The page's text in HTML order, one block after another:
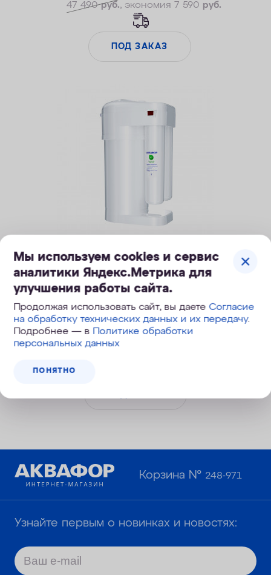
47 490руб., экономия 7 590 руб.
ПОД ЗАКАЗ
Система очистки воды для кофемашин Extra
Soft
Компактная система умягчения и доочистки питьевой воды
для кофейного вендингового автомата или мини-кафе. Защита
оборудования от накипи.
29 900руб.
Мы используем cookies и сервис
аналитики Яндекс.Метрика для
улучшения работы сайта.
Продолжая использовать сайт, вы даетеСогласие
на обработку технических данных и их передачу.
Подробнее — в Политике обработки
персональных данных
ПОНЯТНО
Корзина № 248-971
Узнайте первым о новинках и новостях: